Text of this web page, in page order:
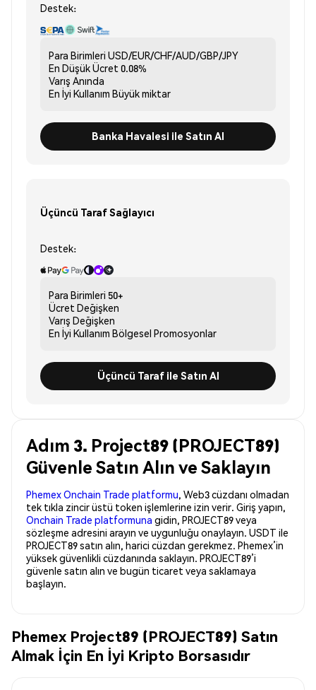
Destek:
Para Birimleri USD/EUR/CHF/AUD/GBP/JPY
En Düşük Ücret 0.08%
Varış Anında
En İyi Kullanım Büyük miktar
Banka Havalesi ile Satın Al
Üçüncü Taraf Sağlayıcı
Destek:
Para Birimleri 50+
Ücret Değişken
Varış Değişken
En İyi Kullanım Bölgesel Promosyonlar
Üçüncü Taraf ile Satın Al
Adım 3. Project89 (PROJECT89)
Güvenle Satın Alın ve Saklayın
Phemex Onchain Trade platformu, Web3 cüzdanı olmadan
tek tıkla zincir üstü token işlemlerine izin verir. Giriş yapın,
Onchain Trade platformuna gidin, PROJECT89 veya
sözleşme adresini arayın ve uygunluğu onaylayın. USDT ile
PROJECT89 satın alın, harici cüzdan gerekmez. Phemex’in
yüksek güvenlikli cüzdanında saklayın. PROJECT89’i
güvenle satın alın ve bugün ticaret veya saklamaya
başlayın.
Phemex Project89 (PROJECT89) Satın
Almak İçin En İyi Kripto Borsasıdır